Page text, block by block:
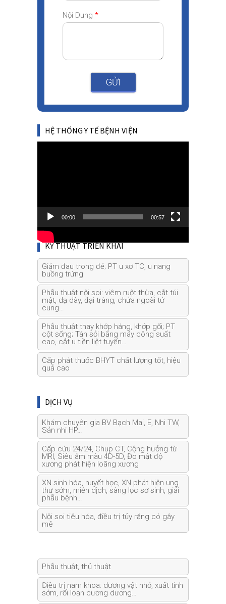
Nội Dung *
GỬI
HỆ THỐNG Y TẾ BỆNH VIỆN
00:00 00:57
KỸ THUẬT TRIỂN KHAI
Giảm đau trong đẻ; PT u xơ TC, u nang
buồng trứng
Phẫu thuật nội soi: viêm ruột thừa, cắt túi
mật, dạ dày, đại tràng, chửa ngoài tử
cung…
Phẫu thuật thay khớp háng, khớp gối; PT
cột sống; Tán sỏi bằng máy công suất
cao, cắt u tiền liệt tuyến…
Cấp phát thuốc BHYT chất lượng tốt, hiệu
quả cao
DỊCH VỤ
Khám chuyên gia BV Bạch Mai, E, Nhi TW,
Sản nhi HP…
Cấp cứu 24/24, Chụp CT, Cộng hưởng từ
MRI, Siêu âm màu 4D-5D, Đo mật độ
xương phát hiện loãng xương
XN sinh hóa, huyết học, XN phát hiện ung
thư sớm, miễn dịch, sàng lọc sơ sinh, giải
phẫu bệnh…
Nội soi tiêu hóa, điều trị tủy răng có gây
mê
Phẫu thuật, thủ thuật
Điều trị nam khoa: dương vật nhỏ, xuất tinh
sớm, rối loạn cương dương…